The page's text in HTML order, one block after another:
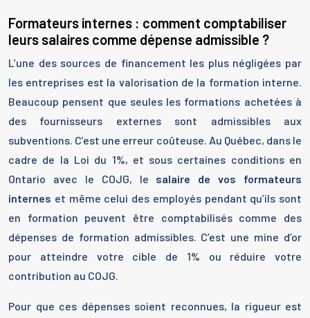
Formateurs internes : comment comptabiliser
leurs salaires comme dépense admissible ?
L’une des sources de financement les plus négligées par
les entreprises est la valorisation de la formation interne.
Beaucoup pensent que seules les formations achetées à
des fournisseurs externes sont admissibles aux
subventions. C’est une erreur coûteuse. Au Québec, dans le
cadre de la Loi du 1%, et sous certaines conditions en
Ontario avec le COJG, le salaire de vos formateurs
internes et même celui des employés pendant qu’ils sont
en formation peuvent être comptabilisés comme des
dépenses de formation admissibles. C’est une mine d’or
pour atteindre votre cible de 1% ou réduire votre
contribution au COJG.
Pour que ces dépenses soient reconnues, la rigueur est